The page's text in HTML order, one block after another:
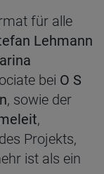
für alle
Lehmann
bei O S
, sowie der
,
Projekts,
ist als ein